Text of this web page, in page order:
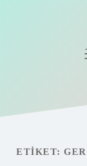
Gizlilik
Yasal Uyarı
ETIKET: